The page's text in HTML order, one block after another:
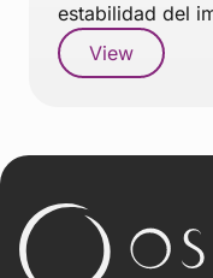
estabilidad del
View